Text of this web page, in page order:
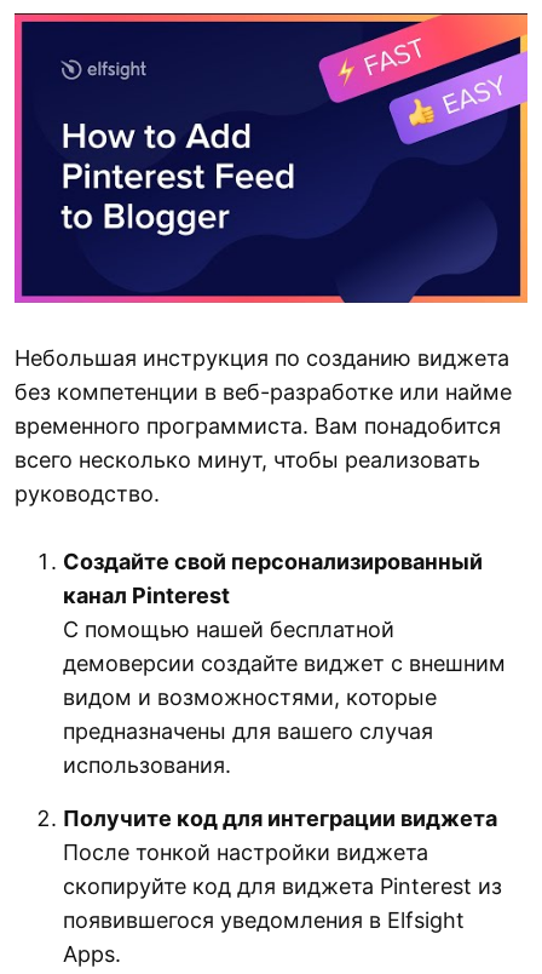
Небольшая инструкция по созданию виджета
без компетенции в веб-разработке или найме
временного программиста. Вам понадобится
всего несколько минут, чтобы реализовать
руководство.
Создайте свой персонализированный
канал Pinterest
С помощью нашей бесплатной
демоверсии создайте виджет с внешним
видом и возможностями, которые
предназначены для вашего случая
использования.
Получите код для интеграции виджета
После тонкой настройки виджета
скопируйте код для виджета Pinterest из
появившегося уведомления в Elfsight
Apps.